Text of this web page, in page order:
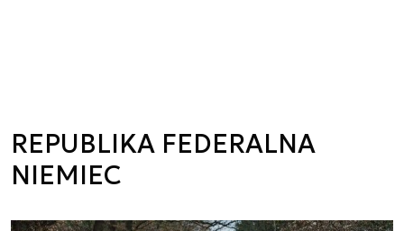
REPUBLIKA FEDERALNA
NIEMIEC